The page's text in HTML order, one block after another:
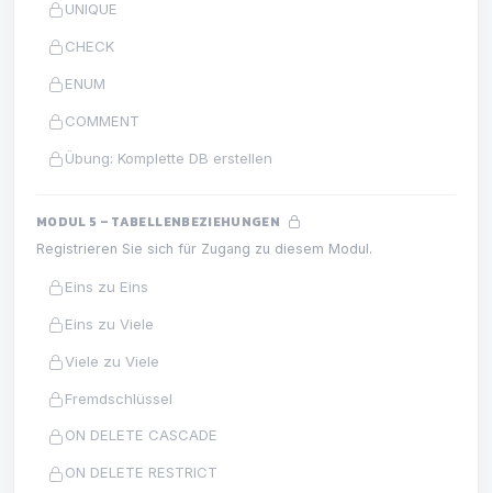
UNIQUE
CHECK
ENUM
COMMENT
Übung: Komplette DB erstellen
MODUL 5 – TABELLENBEZIEHUNGEN
Registrieren Sie sich für Zugang zu diesem Modul.
Eins zu Eins
Eins zu Viele
Viele zu Viele
Fremdschlüssel
ON DELETE CASCADE
ON DELETE RESTRICT